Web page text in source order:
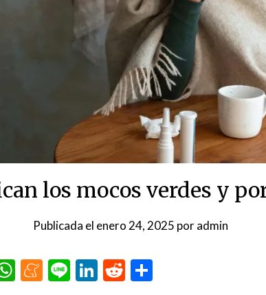
los mocos verdes y
Publicada el enero 24, 2025 poradmin
WhatsApp
Meneame
LineLinkedIn
Reddit